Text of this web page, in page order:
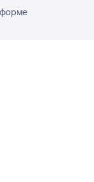
форме